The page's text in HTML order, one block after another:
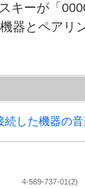
キーが「
器とペアリ
した機器の音
4-569-737-01(2)